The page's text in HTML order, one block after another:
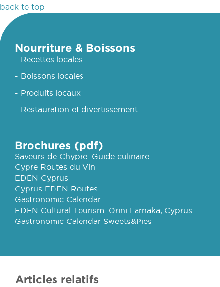
back to top
Nourriture & Boissons
- Recettes locales
- Boissons locales
- Produits locaux
- Restauration et divertissement
Brochures (pdf)
Saveurs de Chypre: Guide culinaire
Cypre Routes du Vin
EDEN Cyprus
Cyprus EDEN Routes
Gastronomic Calendar
EDEN Cultural Tourism: Orini Larnaka, Cyprus
Gastronomic Calendar Sweets&Pies
Articles relatifs